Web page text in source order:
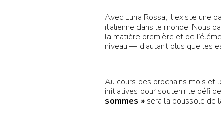
Avec Luna Rossa, il existe une
italienne dans le monde. Nous
la matière première et de
niveau — d’autant plus que les
Au cours des prochains mois et
initiatives pour soutenir le défi
sommes » sera la boussole de